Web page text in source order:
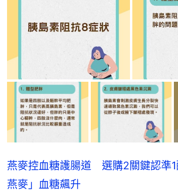
燕麥控血糖護腸道 選購2關鍵認準
燕麥」血糖飆升